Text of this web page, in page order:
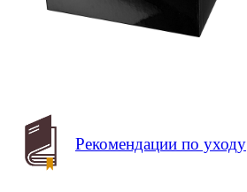
Рекомендации по уходу